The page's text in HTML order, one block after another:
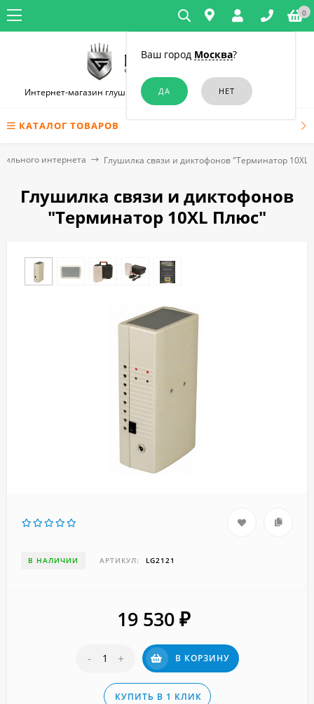
Ваш город Москва?
0
Интернет-магазин глушилок связи и диктофонов в Челябинске
КАТАЛОГ ТОВАРОВ
интернета Глушилка связи и диктофонов "Терминатор 10XL
Глушилка связи и диктофонов
"Терминатор 10XL Плюс"
В НАЛИЧИИ АРТИКУЛ: LG2121
19 530 ₽
- + В КОРЗИНУ
КУПИТЬ В 1 КЛИК